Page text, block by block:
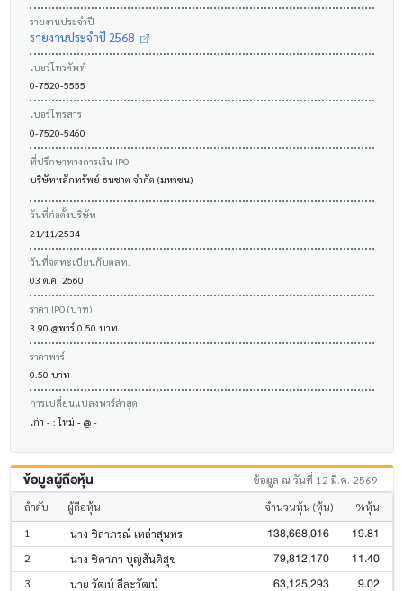
รายงานประจำปี
รายงานประจำปี 2568
เบอร์โทรศัพท์
0-7520-5555
เบอร์โทรสาร
0-7520-5460
ที่ปรึกษาทางการเงิน IPO
บริษัทหลักทรัพย์ ธนชาต จำกัด (มหาชน)
วันที่ก่อตั้งบริษัท
21/11/2534
วันที่จดทะเบียนกับตลท.
03 ต.ค. 2560
ราคา IPO (บาท)
3.90 @พาร์ 0.50 บาท
ราคาพาร์
0.50 บาท
การเปลี่ยนแปลงพาร์ล่าสุด
เก่า - : ใหม่ - @ -
ข้อมูลผู้ถือหุ้น ข้อมูล ณ วันที่ 12 มี.ค. 2569
ลำดับ ผู้ถือหุ้น จำนวนหุ้น (หุ้น) %หุ้น
1 นาง ชิลาภรณ์ เหล่าสุนทร 138,668,016 19.81
2 นาง ชิดาภา บุญสันติสุข 79,812,170 11.40
3 นาย วัฒน์ ลีละวัฒน์ 63,125,293 9.02